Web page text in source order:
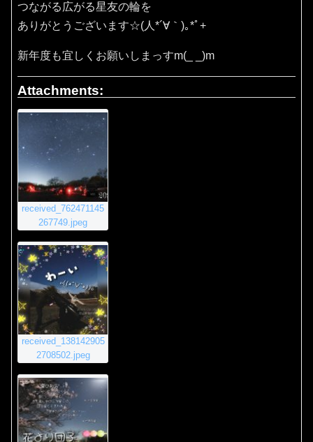
つながる広がる星友の輪を
ありがとうございます☆(⁠人⁠*⁠´⁠∀⁠｀⁠)⁠｡⁠*ﾟ⁠+
新年度も宜しくお願いしまっすm(_ _)m
Attachments:
received_762471145
267749.jpeg
received_138142905
2708502.jpeg